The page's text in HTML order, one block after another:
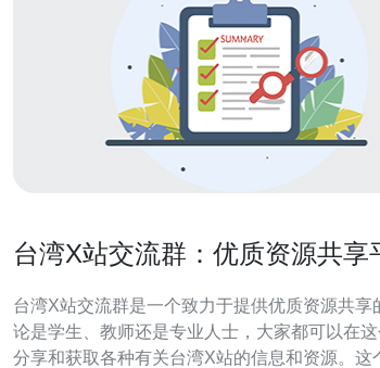
台湾X站交流群：优质资源共享
台湾X站交流群是一个致力于提供优质资源共享
论是学生、教师还是专业人士，大家都可以在
分享和获取各种有关台湾X站的信息和资源。这